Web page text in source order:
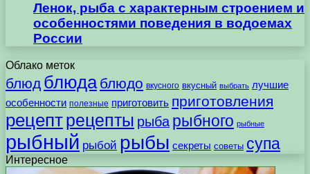
Ленок, рыба с характерным строением и
особенностями поведения в водоемах
России
Облако меток
блюд блюда блюдо вкусного вкусный выбрать лучшие
особенности полезные приготовить приготовления
рецептрецепты рыба рыбного рыбные
рыбный рыбой рыбы секреты советы супа
Интересное